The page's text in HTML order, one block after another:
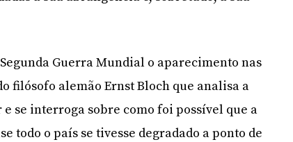
Guerra Mundial o aparecimento nas
filósofo alemão Ernst Bloch que analisa a
se interroga sobre como foi possível que a
todo o país se tivesse degradado a ponto de